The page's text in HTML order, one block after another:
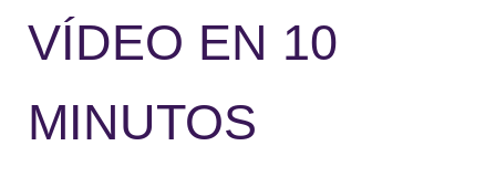
VÍDEO EN 10
MINUTOS